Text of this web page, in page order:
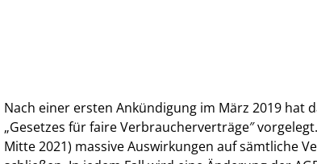
Nach einer ersten Ankündigung im März 2019 hat
„Gesetzes für faire Verbraucherverträge″
Mitte 2021) massive Auswirkungen auf sämtliche